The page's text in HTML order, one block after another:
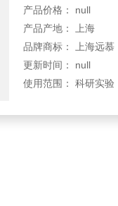
产品价格： null
产品产地： 上海
品牌商标： 上海远慕
更新时间： null
使用范围： 科研实验